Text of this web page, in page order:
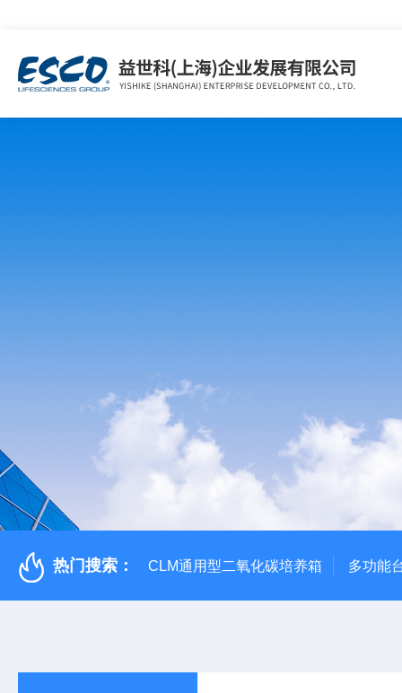
热门搜索： CLM通用型二氧化碳培养箱 多功能